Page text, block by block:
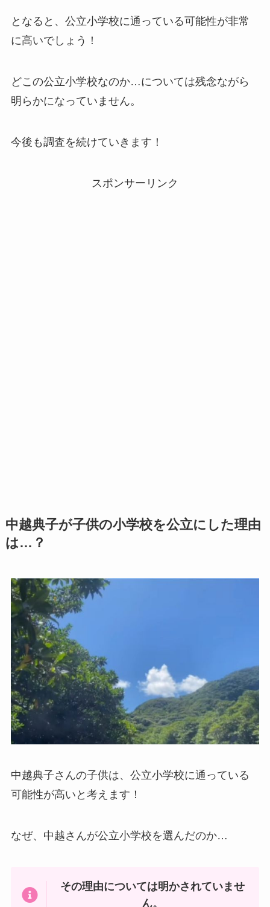
となると、公立小学校に通っている可能性が非常
に高いでしょう！
どこの公立小学校なのか…については残念ながら
明らかになっていません。
今後も調査を続けていきます！
スポンサーリンク
中越典子が子供の小学校を公立にした理由
は…？
中越典子さんの子供は、公立小学校に通っている
可能性が高いと考えます！
なぜ、中越さんが公立小学校を選んだのか…
その理由については明かされていませ
ん。